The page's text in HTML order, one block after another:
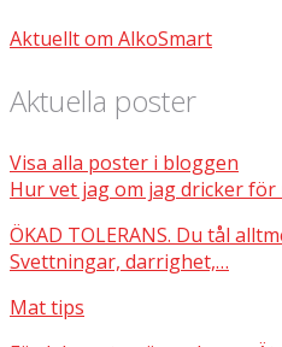
Aktuellt om AlkoSmart
Aktuella poster
Visa alla poster i bloggen
Hur vet jag om jag dricker för
ÖKAD TOLERANS. Du tål
Svettningar, darrighet,…
Mat tips